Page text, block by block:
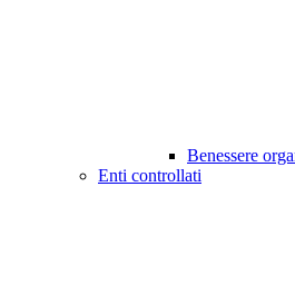
Benessere
Enti controllati